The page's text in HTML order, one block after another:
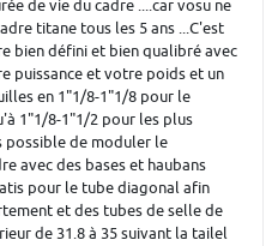
de vie du cadre ....car vosu ne
titane tous les 5 ans ...C'est
bien défini et bien qualibré avec
puissance et votre poids et un
en 1"1/8-1"1/8 pour le
1"1/8-1"1/2 pour les plus
possible de moduler le
avec des bases et haubans
pour le tube diagonal afin
et des tubes de selle de
de 31.8 à 35 suivant la tailel